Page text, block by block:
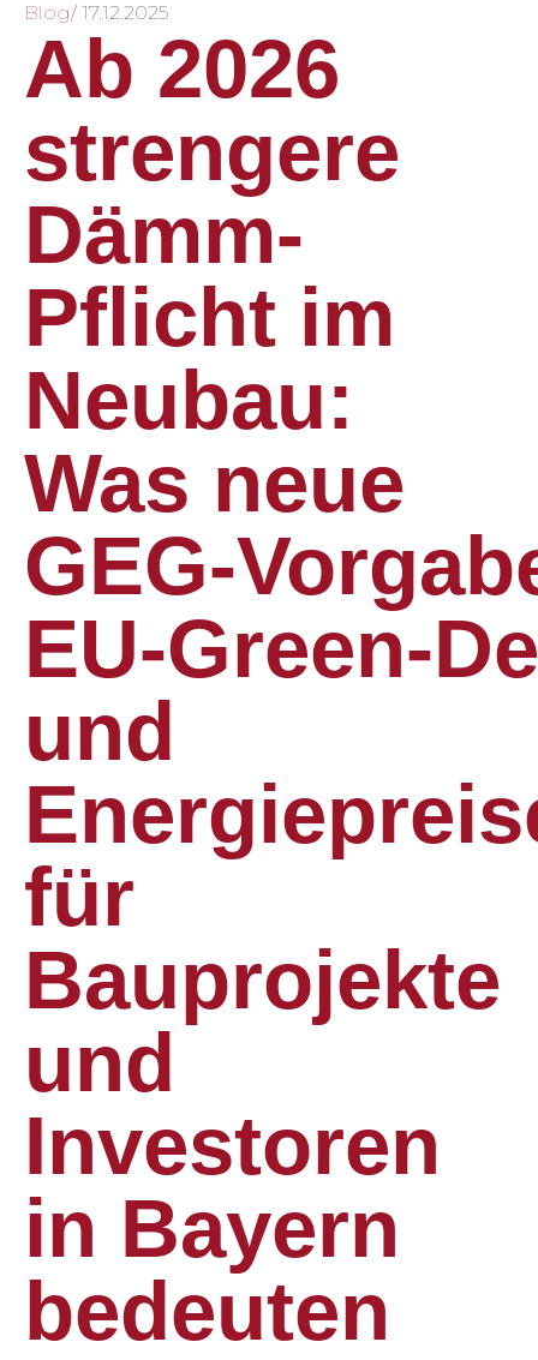
Blog/ 17.12.2025
Ab 2026
strengere
Dämm-
Pflicht im
Neubau:
Was neue
und
für
Bauprojekte
und
Investoren
in Bayern
bedeuten